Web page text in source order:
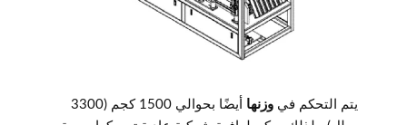
يتم التحكم في وزنها
أيضًا بحوالي 1500 كجم (3300